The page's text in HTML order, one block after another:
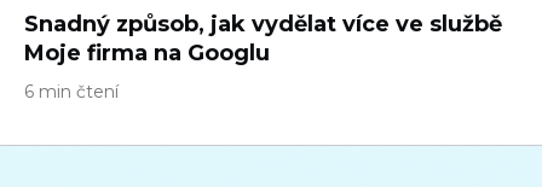
Snadný způsob, jak vydělat více ve službě
Moje firma na Googlu
6 min čtení